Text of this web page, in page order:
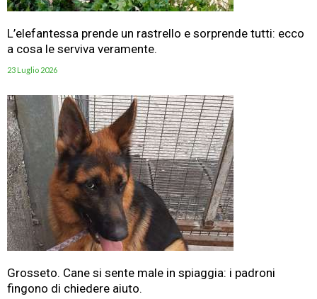
L’elefantessa prende un rastrello e sorprende tutti: ecco
a cosa le serviva veramente.
23 Luglio 2026
Grosseto. Cane si sente male in spiaggia: i padroni
fingono di chiedere aiuto.